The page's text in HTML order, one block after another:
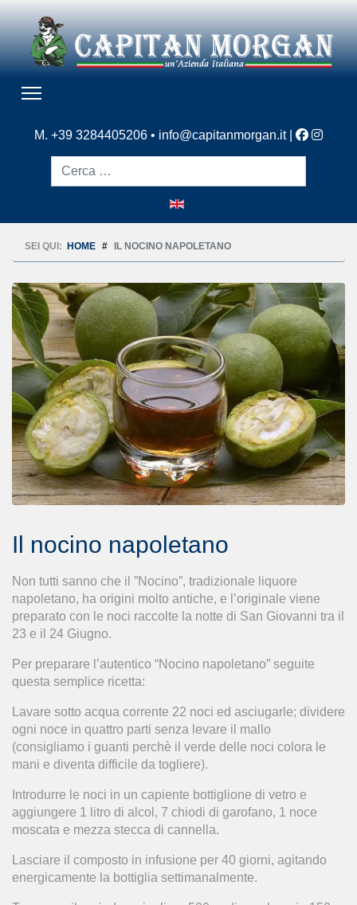
M. +39 3284405206 • info@capitanmorgan.it|
SEI QUI: HOME IL NOCINO NAPOLETANO
Il nocino napoletano
Non tutti sanno che il ”Nocino”, tradizionale liquore
napoletano, ha origini molto antiche, e l’originale viene
preparato con le noci raccolte la notte di San Giovanni tra il
23 e il 24 Giugno.
Per preparare l’autentico “Nocino napoletano” seguite
questa semplice ricetta:
Lavare sotto acqua corrente 22 noci ed asciugarle; dividere
ogni noce in quattro parti senza levare il mallo
(consigliamo i guanti perchè il verde delle noci colora le
mani e diventa difficile da togliere).
Introdurre le noci in un capiente bottiglione di vetro e
aggiungere 1 litro di alcol, 7 chiodi di garofano, 1 noce
moscata e mezza stecca di cannella.
Lasciare il composto in infusione per 40 giorni, agitando
energicamente la bottiglia settimanalmente.